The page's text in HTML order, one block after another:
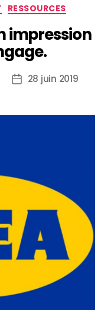
RESSOURCES
impression
28 juin 2019